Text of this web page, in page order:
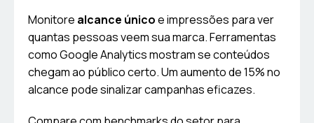
Monitore alcance únicoe impressões para ver
quantas pessoas veem sua marca. Ferramentas
como Google Analytics mostram se conteúdos
chegam ao público certo. Um aumento de 15% no
alcance pode sinalizar campanhas eficazes.